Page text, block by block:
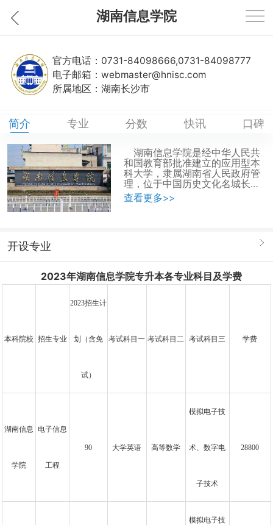
湖南信息学院
官方电话： 0731-84098666,0731-84098777
电子邮箱： webmaster@hnisc.com
所属地区： 湖南长沙市
简介 专业 分数 快讯 口碑
湖南信息学院是经中华人民共
和国教育部批准建立的应用型本
科大学，隶属湖南省人民政府管
理，位于中国历史文化名城长
沙，坐落在国务院原总理朱镕基
的家乡——长沙经济技术开发区
育学院、创新创业学院、国际学
学科门类30余个本、专科专业，
现在校学生13000余人。 办
查看更多>>
开设专业
2023年湖南信息学院专升本各专业科目及学费
本科院校 招生专业
2023招生计
划（含免
试）
考试科目一 考试科目二 考试科目三 学费
湖南信息
学院
电子信息
工程
90 大学英语 高等数学
模拟电子技
术、数字电
子技术
28800
模拟电子技